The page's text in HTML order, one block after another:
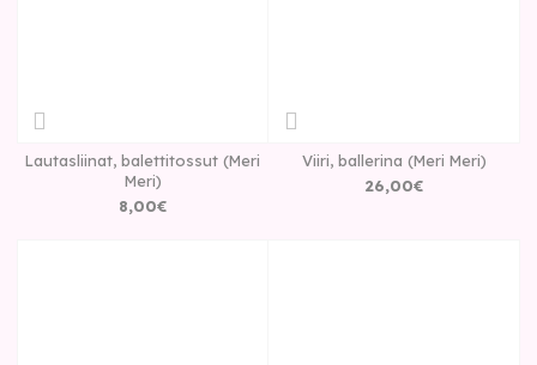
Lautasliinat, balettitossut (Meri
Meri)
8,00€
Viiri, ballerina (Meri Meri)
26,00€